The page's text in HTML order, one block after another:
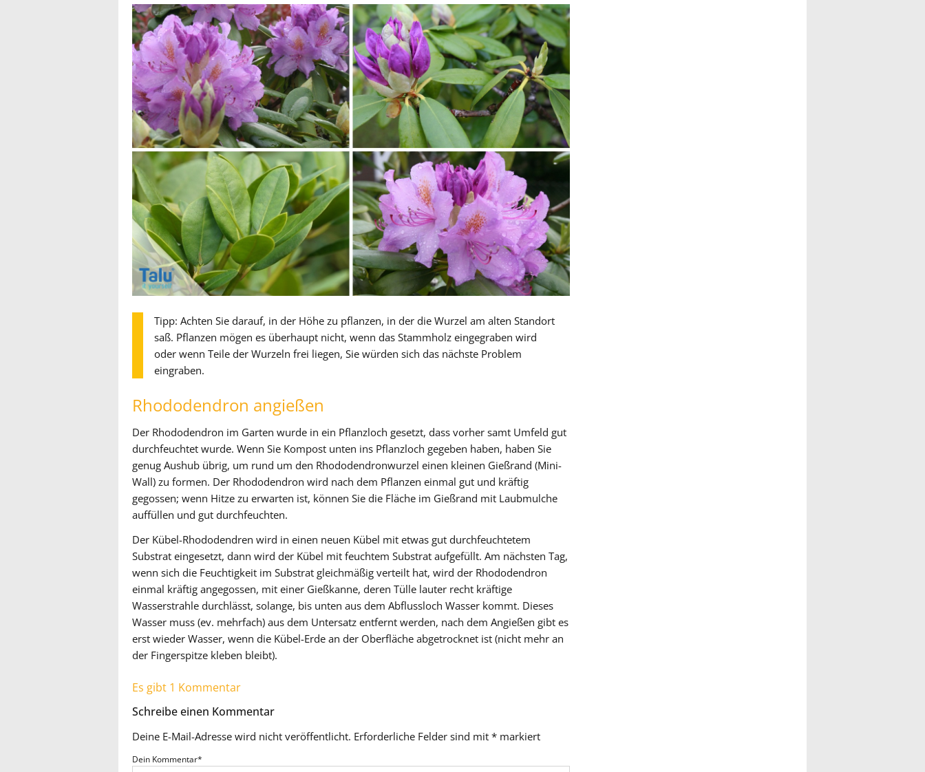
Tipp: Achten Sie darauf, in der Höhe zu pflanzen, in der die Wurzel am alten Standort
saß. Pflanzen mögen es überhaupt nicht, wenn das Stammholz eingegraben wird
oder wenn Teile der Wurzeln frei liegen, Sie würden sich das nächste Problem
eingraben.
Rhododendron angießen
Der Rhododendron im Garten wurde in ein Pflanzloch gesetzt, dass vorher samt Umfeld gut
durchfeuchtet wurde. Wenn Sie Kompost unten ins Pflanzloch gegeben haben, haben Sie
genug Aushub übrig, um rund um den Rhododendronwurzel einen kleinen Gießrand (Mini-
Wall) zu formen. Der Rhododendron wird nach dem Pflanzen einmal gut und kräftig
gegossen; wenn Hitze zu erwarten ist, können Sie die Fläche im Gießrand mit Laubmulche
auffüllen und gut durchfeuchten.
Der Kübel-Rhododendren wird in einen neuen Kübel mit etwas gut durchfeuchtetem
Substrat eingesetzt, dann wird der Kübel mit feuchtem Substrat aufgefüllt. Am nächsten Tag,
wenn sich die Feuchtigkeit im Substrat gleichmäßig verteilt hat, wird der Rhododendron
einmal kräftig angegossen, mit einer Gießkanne, deren Tülle lauter recht kräftige
Wasserstrahle durchlässt, solange, bis unten aus dem Abflussloch Wasser kommt. Dieses
Wasser muss (ev. mehrfach) aus dem Untersatz entfernt werden, nach dem Angießen gibt es
erst wieder Wasser, wenn die Kübel-Erde an der Oberfläche abgetrocknet ist (nicht mehr an
der Fingerspitze kleben bleibt).
Es gibt 1 Kommentar
Schreibe einen Kommentar
Deine E-Mail-Adresse wird nicht veröffentlicht. Erforderliche Felder sind mit * markiert
Dein Kommentar*